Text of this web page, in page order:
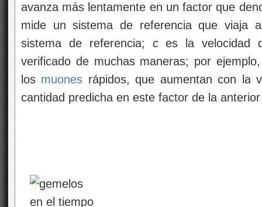
avanza más lentamente en un factor que
mide un sistema de referencia que viaja
sistema de referencia; ces la velocidad
verificado de muchas maneras; por
los muones rápidos, que aumentan con la
cantidad predicha en este factor de la